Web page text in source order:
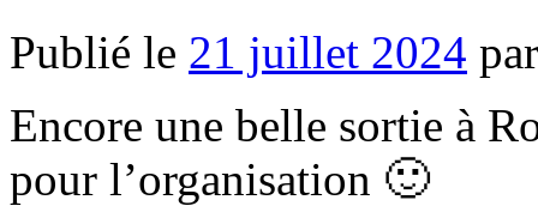
Publié le 21 juillet 2024 par
Encore une belle sortie à
pour l’organisation 🙂